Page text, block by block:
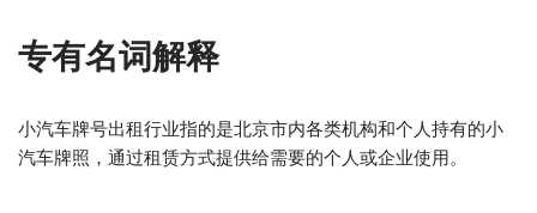
专有名词解释
小汽车牌号出租行业指的是北京市内各类机构和个人持有的小
汽车牌照，通过租赁方式提供给需要的个人或企业使用。